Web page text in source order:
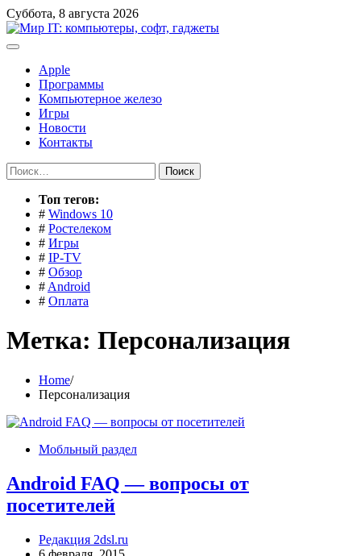
Перейти
к
содержимому
Суббота, 8 августа 2026
Apple
Программы
Компьютерное железо
Игры
Новости
Контакты
Найти:
Toп тегов:
# Windows 10
# Ростелеком
# Игры
# IP-TV
# Обзор
# Android
# Оплата
Метка: Персонализация
Home
Персонализация
Мобльный раздел
Android FAQ — вопросы от
посетителей
Редакция 2dsl.ru